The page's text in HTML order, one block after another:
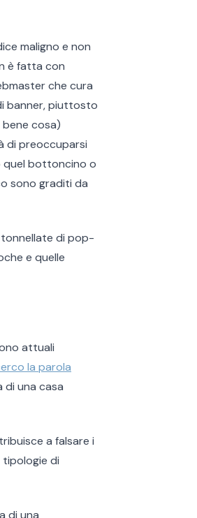
maligno e non
è fatta con
che cura
banner, piuttosto
cosa)
di preoccuparsi
quel bottoncino o
sono graditi da
di pop-
e quelle
attuali
la parola
di una casa
a falsare i
tipologie di